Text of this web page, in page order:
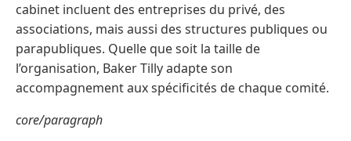
cabinet incluent des entreprises du privé, des
associations, mais aussi des structures publiques ou
parapubliques. Quelle que soit la taille de
l’organisation, Baker Tilly adapte son
accompagnement aux spécificités de chaque comité.
core/paragraph